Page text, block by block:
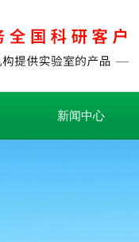
新闻中心